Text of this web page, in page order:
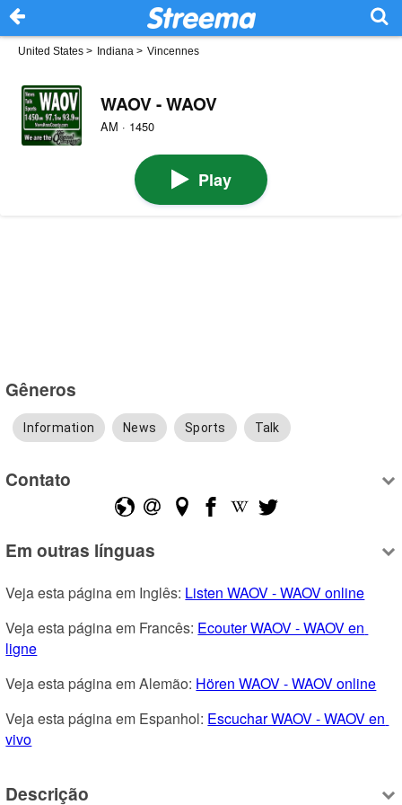
United States > Indiana > Vincennes
WAOV - WAOV
AM · 1450
Play
Gêneros
Information News Sports Talk
Contato
Em outras línguas
Veja esta página em Inglês: Listen WAOV - WAOV online
Veja esta página em Francês: Ecouter WAOV - WAOV en
ligne
Veja esta página em Alemão: Hören WAOV - WAOV online
Veja esta página em Espanhol: Escuchar WAOV - WAOV en
vivo
Descrição